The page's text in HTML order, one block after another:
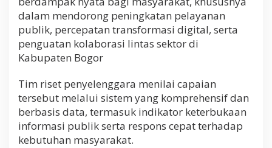
dalam mendorong peningkatan pelayanan
publik, percepatan transformasi digital, serta
penguatan kolaborasi lintas sektor di
Kabupaten Bogor
Tim riset penyelenggara menilai capaian
tersebut melalui sistem yang komprehensif dan
berbasis data, termasuk indikator keterbukaan
informasi publik serta respons cepat terhadap
kebutuhan masyarakat.